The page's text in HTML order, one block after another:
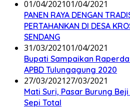
01/04/202101/04/2021
PANEN RAYA DENGAN
PERTAHANKAN DI DESA
SENDANG
31/03/202101/04/2021
Bupati Sampaikan
APBD Tulungagung 2020
27/03/202127/03/2021
Mati Suri, Pasar Burung
Sepi Total